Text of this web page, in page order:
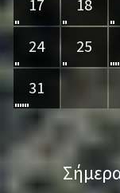
17
18
24
25
31